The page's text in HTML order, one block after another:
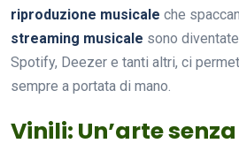
riproduzione musicale che
streaming musicale sono
Spotify, Deezer e tanti altri, ci
sempre a portata di mano.
Vinili: Un’arte